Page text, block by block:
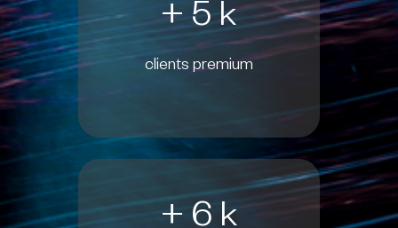
+ 5 k
clients premium